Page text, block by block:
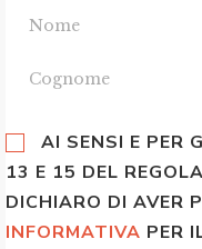
AI SENSI E PER
13 E 15 DEL
DICHIARO DI AVER
INFORMATIVA PER